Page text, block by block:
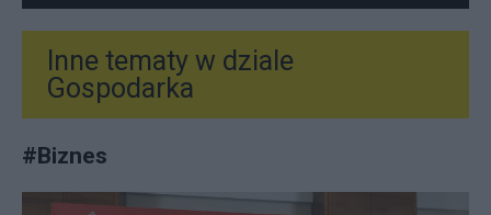
Inne tematy w dziale
Gospodarka
#Biznes